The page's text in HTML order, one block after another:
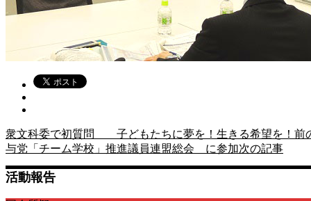
衆文科委で初質問 子どもたちに夢を！生きる希望を！ 前
与党「チーム学校」推進議員連盟総会 に参加次の記事
活動報告